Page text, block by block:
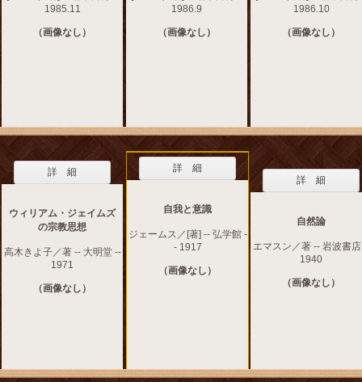
1985.11
（画像なし）
1986.9
（画像なし）
1986.10
（画像なし）
詳 細
ウィリアム・ジェイムズ
の宗教思想
高木きよ子／著 -- 大明堂 --
1971
（画像なし）
詳 細
自我と意識
ジェームス／[著] -- 弘学館 -
- 1917
（画像なし）
詳 細
自然論
エマスン／著 -- 岩波書
1940
（画像なし）